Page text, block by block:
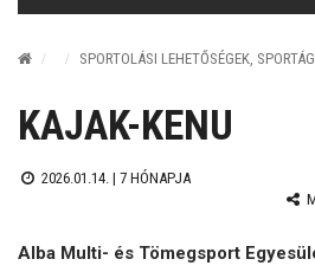
SPORTOLÁSI LEHETŐSÉGEK,
KAJAK-KENU
2026.01.14. | 7 HÓNAPJA
Alba Multi- és Tömegsport